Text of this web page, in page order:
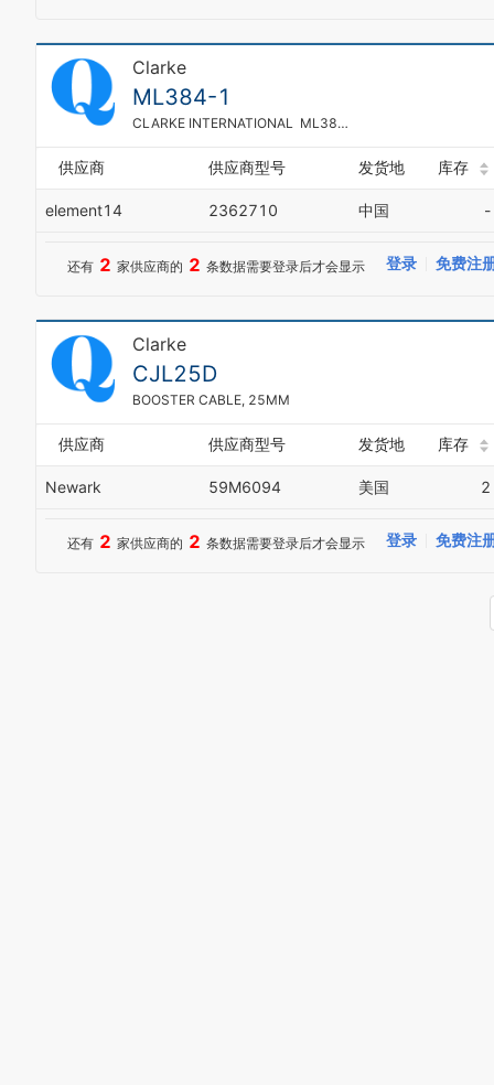
Clarke
ML384-1
CLARKE INTERNATIONAL ML384-1 旋转轮, 旋转及制动, Industrial and Material Handling Applications, 102 kg, 75 mm
供应商 供应商型号 发货地 库存
element14 2362710 中国 -
还有 2 家供应商的 2 条数据需要登录后才会显示 登录 免费注
Clarke
CJL25D
BOOSTER CABLE, 25MM
供应商 供应商型号 发货地 库存
Newark 59M6094 美国 2
还有 2 家供应商的 2 条数据需要登录后才会显示 登录 免费注